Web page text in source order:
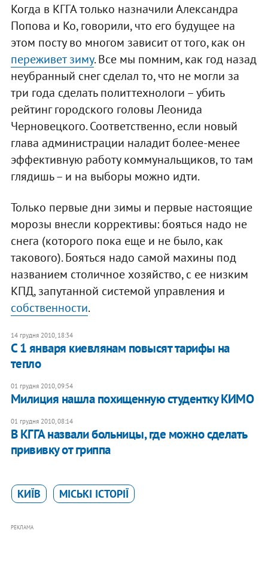
Когда в КГГА только назначили Александра
Попова и Ко, говорили, что его будущее на
этом посту во многом зависит от того, как он
переживет зиму. Все мы помним, как год назад
неубранный снег сделал то, что не могли за
три года сделать политтехнологи – убить
рейтинг городского головы Леонида
Черновецкого. Соответственно, если новый
глава администрации наладит более-менее
эффективную работу коммунальщиков, то там
глядишь – и на выборы можно идти.
Только первые дни зимы и первые настоящие
морозы внесли коррективы: бояться надо не
снега (которого пока еще и не было, как
такового). Бояться надо самой махины под
названием столичное хозяйство, с ее низким
КПД, запутанной системой управления и
собственности.
14 грудня 2010, 18:34
С 1 января киевлянам повысят тарифы на
тепло
01 грудня 2010, 09:54
Милиция нашла похищенную студентку КИМО
01 грудня 2010, 08:14
В КГГА назвали больницы, где можно сделать
прививку от гриппа
КИЇВ МІСЬКІ ІСТОРІЇ
РЕКЛАМА